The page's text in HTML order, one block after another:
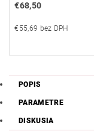
€68,50
€55,69 bez DPH
POPIS
PARAMETRE
DISKUSIA